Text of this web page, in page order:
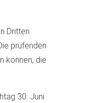
Dritten
prüfenden
können, die
30. Juni